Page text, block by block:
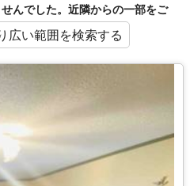
んでした。近隣からの一部をご
広い範囲を検索する